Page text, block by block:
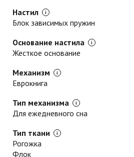
Настил
Блок зависимых пружин
Основание настила
Жесткое основание
Механизм
Еврокнига
Тип механизма
Для ежедневного сна
Тип ткани
Рогожка
Флок